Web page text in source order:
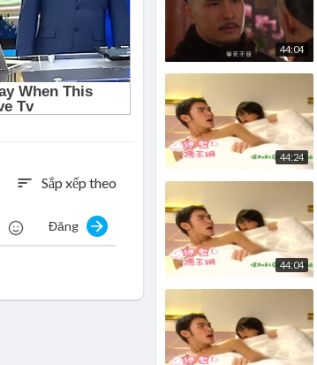
44:04
44:24
44:04
sort Sắp xếp theo
Đăng